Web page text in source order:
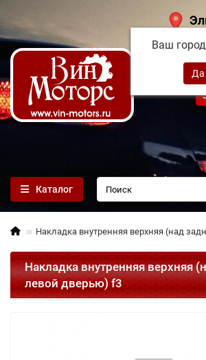
Ваш
Каталог
Накладка внутренняя верхняя (над
Накладка внутренняя верхняя
левой дверью) f3